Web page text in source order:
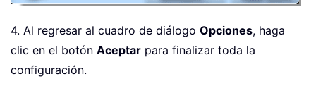
4. Al regresar al cuadro de diálogo Opciones, haga
clic en el botón Aceptar para finalizar toda la
configuración.